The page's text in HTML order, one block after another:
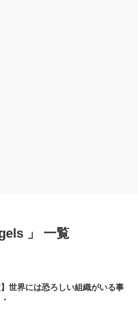
」 一覧
】世界には恐ろしい組織がいる事